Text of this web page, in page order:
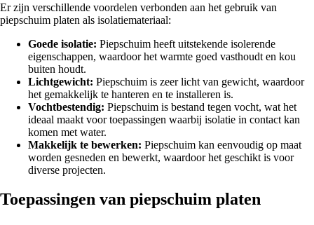
Er zijn verschillende voordelen verbonden aan het gebruik van
piepschuim platen als isolatiemateriaal:
Goede isolatie: Piepschuim heeft uitstekende isolerende
eigenschappen, waardoor het warmte goed vasthoudt en kou
buiten houdt.
Lichtgewicht: Piepschuim is zeer licht van gewicht, waardoor
het gemakkelijk te hanteren en te installeren is.
Vochtbestendig: Piepschuim is bestand tegen vocht, wat het
ideaal maakt voor toepassingen waarbij isolatie in contact kan
komen met water.
Makkelijk te bewerken: Piepschuim kan eenvoudig op maat
worden gesneden en bewerkt, waardoor het geschikt is voor
diverse projecten.
Toepassingen van piepschuim platen